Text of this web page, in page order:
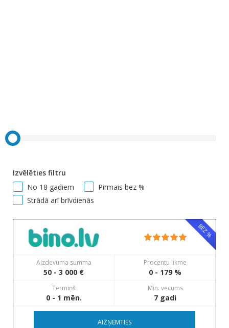
Izvēlēties filtru
No 18 gadiem
Pirmais bez %
Strādā arī brīvdienās
BEZ %
Aizdevuma summa
50 - 3 000 €
Procentu likme
0 - 179 %
Termiņš
0 - 1 mēn.
Min. vecums
7 gadi
AIZŅEMTIES